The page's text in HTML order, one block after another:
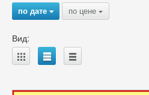
по дате{ по цене {
Вид:
A B C